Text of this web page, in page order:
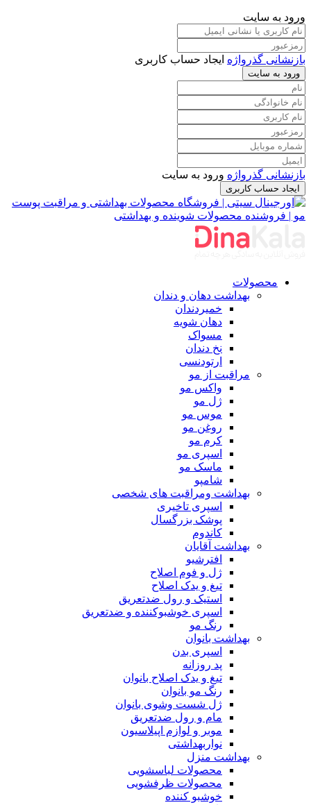
ورود به سایت
بازنشانی گذرواژه ایجاد حساب کاربری
ورود به سایت
بازنشانی گذرواژه ورود به سایت
ایجاد حساب کاربری
محصولات
بهداشت دهان و دندان
خمیردندان
دهان شویه
مسواک
نخ دندان
ارتودنسی
مراقبت از مو
واکس مو
ژل مو
موس مو
روغن مو
کرم مو
اسپری مو
ماسک مو
شامپو
بهداشت ومراقبت های شخصی
اسپری تاخیری
پوشک بزرگسال
کاندوم
بهداشت آقایان
افترشیو
ژل و فوم اصلاح
تیغ و یدک اصلاح
استیک و رول ضدتعریق
اسپری خوشبوکننده و ضدتعریق
رنگ مو
بهداشت بانوان
اسپری بدن
پد روزانه
تیغ و یدک اصلاح بانوان
رنگ مو بانوان
ژل شست وشوی بانوان
مام و رول ضدتعریق
موبر و لوازم اپیلاسیون
نواربهداشتی
بهداشت منزل
محصولات لباسشویی
محصولات ظرفشویی
خوشبو کننده